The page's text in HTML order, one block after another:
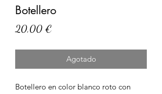
Botellero
20,00 €
Agotado
Botellero en color blanco roto con